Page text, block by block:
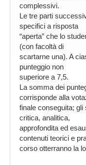
complessivi.
Le tre parti
specifici a risposta
“aperta” che lo
(con facoltà di
scartarne una). A
punteggio non
superiore a 7,5.
La somma dei
corrisponde alla
finale conseguita;
critica, analitica,
approfondita ed
contenuti teorici e
corso otterranno la